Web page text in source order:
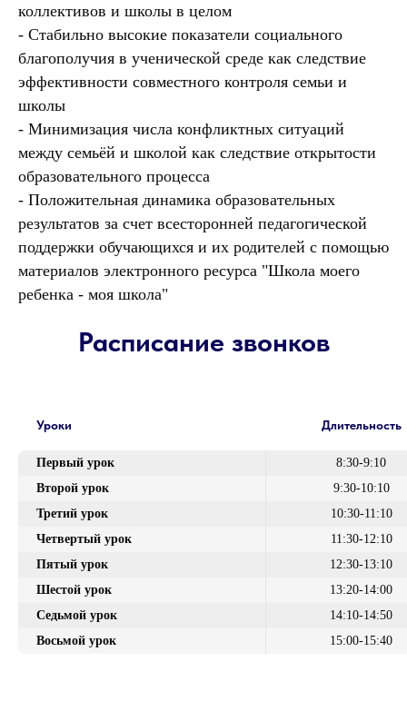
коллективов и школы в целом
- Стабильно высокие показатели социального
благополучия в ученической среде как следствие
эффективности совместного контроля семьи и
школы
- Минимизация числа конфликтных ситуаций
между семьёй и школой как следствие открытости
образовательного процесса
- Положительная динамика образовательных
результатов за счет всесторонней педагогической
поддержки обучающихся и их родителей с помощью
материалов электронного ресурса "Школа моего
ребенка - моя школа"
Расписание звонков
Уроки Длительность
Первый урок
8:30-9:10
Второй урок
9:30-10:10
Третий урок
10:30-11:10
Четвертый урок
11:30-12:10
Пятый урок
12:30-13:10
Шестой урок
13:20-14:00
Седьмой урок
14:10-14:50
Восьмой урок
15:00-15:40